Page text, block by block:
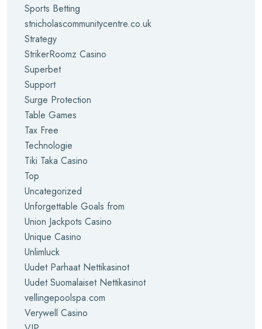
Sports Betting
stnicholascommunitycentre.co.uk
Strategy
StrikerRoomz Casino
Superbet
Support
Surge Protection
Table Games
Tax Free
Technologie
Tiki Taka Casino
Top
Uncategorized
Unforgettable Goals from
Union Jackpots Casino
Unique Casino
Unlimluck
Uudet Parhaat Nettikasinot
Uudet Suomalaiset Nettikasinot
vellingepoolspa.com
Verywell Casino